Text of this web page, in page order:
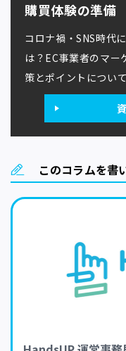
購買体験の準備
コロナ禍・SNS時代
は？ EC事業者のマー
策とポイント につい
このコラムを書